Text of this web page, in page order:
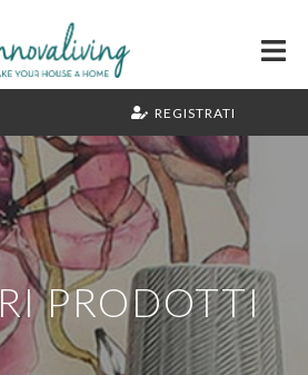
REGISTRATI
PRODOTTI